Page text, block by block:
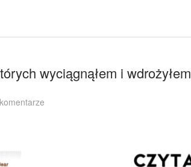
wyciągnąłem i wdrożyłem